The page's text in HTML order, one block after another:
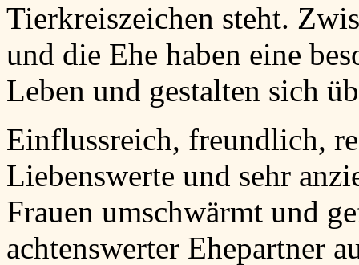
Tierkreiszeichen steht.
und die Ehe haben eine
Leben und gestalten sich
Einflussreich, freundlich,
Liebenswerte und sehr
Frauen umschwärmt und
achtenswerter Ehepartner